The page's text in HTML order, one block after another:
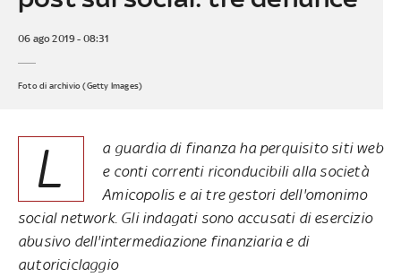
06 ago 2019 - 08:31
Foto di archivio (Getty Images)
L
a guardia di finanza ha perquisito siti web
e conti correnti riconducibili alla società
Amicopolis e ai tre gestori dell'omonimo
social network. Gli indagati sono accusati di esercizio
abusivo dell'intermediazione finanziaria e di
autoriciclaggio